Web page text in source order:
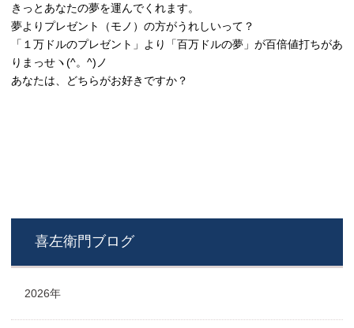
きっとあなたの夢を運んでくれます。
夢よりプレゼント（モノ）の方がうれしいって？
「１万ドルのプレゼント」より「百万ドルの夢」が百倍値打ちがあ
りまっせヽ(^。^)ノ
あなたは、どちらがお好きですか？
喜左衛門ブログ
2026年